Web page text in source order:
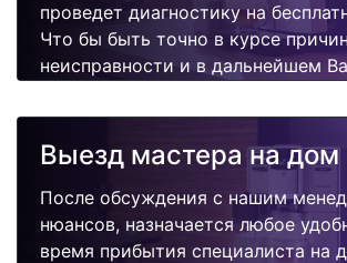
проведет диагностику на
Что бы быть точно в курсе
неисправности и в дальнейшем
поиска других поломок.
Выезд мастера на дом
После обсуждения с нашим
нюансов, назначается любое
время прибытия специалиста на